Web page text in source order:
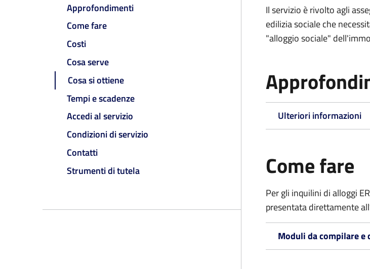
Approfondimenti
Come fare
Costi
Cosa serve
Cosa si ottiene
Tempi e scadenze
Accedi al servizio
Condizioni di servizio
Contatti
Strumenti di tutela
Il servizio è rivolto agli
edilizia sociale che
"alloggio sociale"
Ulteriori informazioni
Come fare
Per gli inquilini di alloggi
presentata direttamente
Moduli da compilare e